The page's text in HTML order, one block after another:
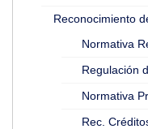
Reconocimiento
Normativa
Regulación
Normativa
Rec.